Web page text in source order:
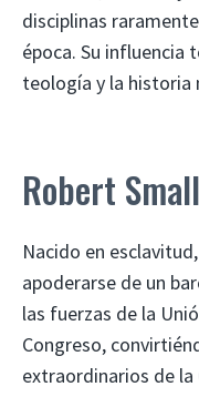
disciplinas
época. Su influencia
teología y la historia
Robert
Nacido en
apoderarse de un
las fuerzas de la
Congreso,
extraordinarios de la